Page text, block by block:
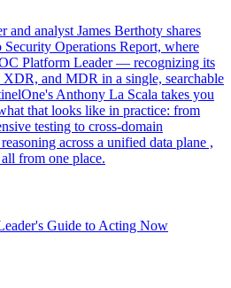
analyst James Berthoty shares
Operations Report, where
Platform Leader — recognizing its
and MDR in a single, searchable
Anthony La Scala takes you
that looks like in practice: from
testing to cross-domain
across a unified data plane ,
from one place.
Guide to Acting Now